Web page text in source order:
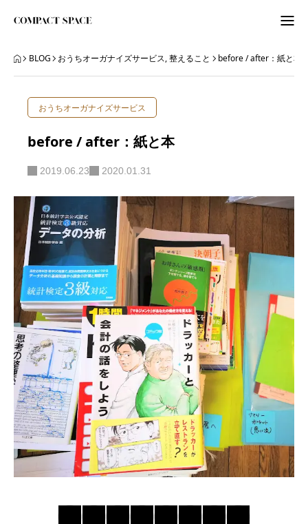
わたしのこと
BLOG
BLOG ABOUT LETTER
ニュースレター
お問い合わせ
BLOG おうちオーガナイズサービス,整えること before / after：紙と本
おうちオーガナイズサービス
before / after：紙と本
2019.06.23 2020.01.31